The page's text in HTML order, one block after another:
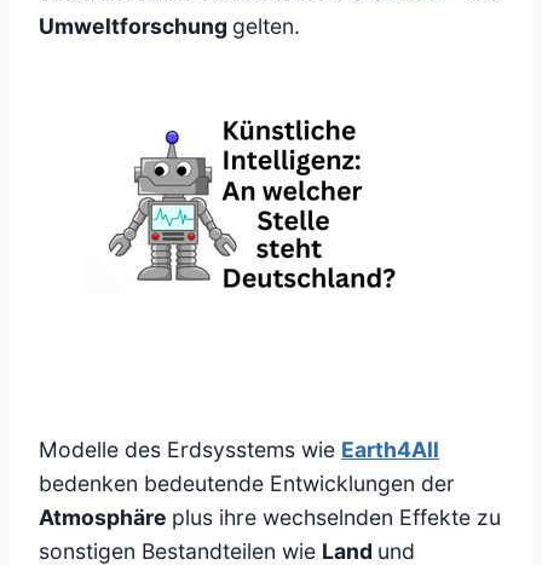
Umweltforschung gelten.
Modelle des Erdsysstems wie Earth4All
bedenken bedeutende Entwicklungen der
Atmosphäre plus ihre wechselnden Effekte zu
sonstigen Bestandteilen wie Land und